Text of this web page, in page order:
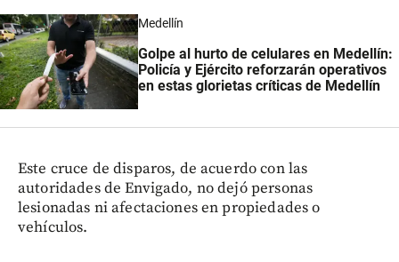
Medellín
Golpe al hurto de celulares en Medellín:
Policía y Ejército reforzarán operativos
en estas glorietas críticas de Medellín
Este cruce de disparos, de acuerdo con las
autoridades de Envigado, no dejó personas
lesionadas ni afectaciones en propiedades o
vehículos.